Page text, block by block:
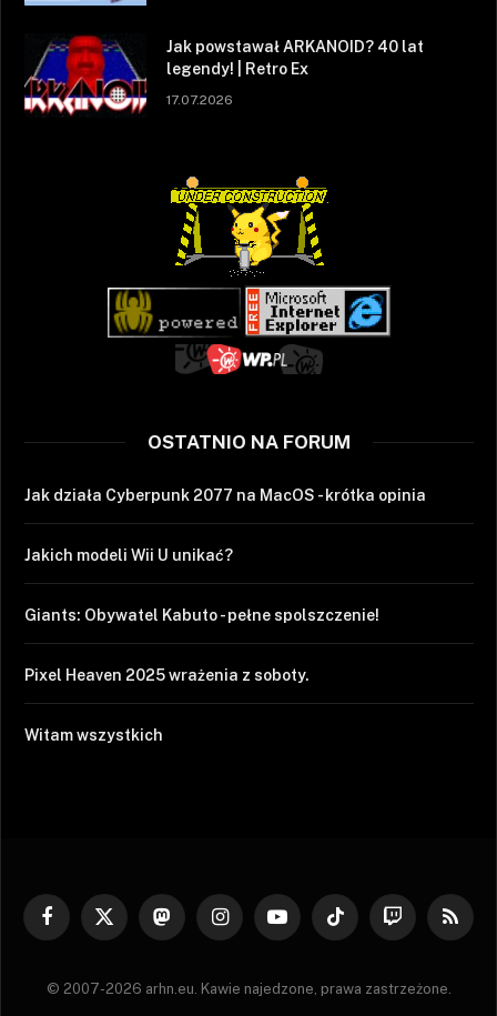
Jak powstawał ARKANOID? 40 lat
legendy! | Retro Ex
17.07.2026
OSTATNIO NA FORUM
Jak działa Cyberpunk 2077 na MacOS - krótka opinia
Jakich modeli Wii U unikać?
Giants: Obywatel Kabuto - pełne spolszczenie!
Pixel Heaven 2025 wrażenia z soboty.
Witam wszystkich
Facebook
X
MastodonInstagramYouTubeTikTok Twitch RSS
© 2007-2026 arhn.eu. Kawie najedzone, prawa zastrzeżone.